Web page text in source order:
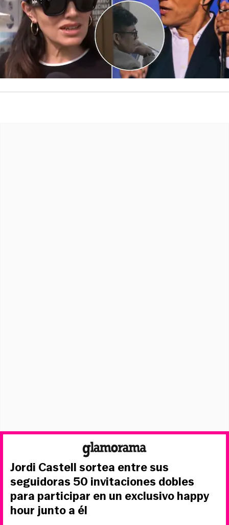
Jordi Castell sortea entre sus
seguidoras 50 invitaciones dobles
para participar en un exclusivo happy
hour junto a él